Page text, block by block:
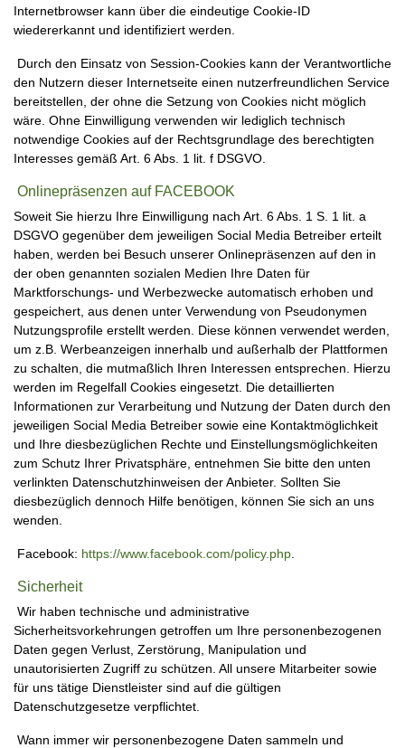
Internetbrowser kann über die eindeutige Cookie-ID
wiedererkannt und identifiziert werden.
Durch den Einsatz von Session-Cookies kann der Verantwortliche
den Nutzern dieser Internetseite einen nutzerfreundlichen Service
bereitstellen, der ohne die Setzung von Cookies nicht möglich
wäre. Ohne Einwilligung verwenden wir lediglich technisch
notwendige Cookies auf der Rechtsgrundlage des berechtigten
Interesses gemäß Art. 6 Abs. 1 lit. f DSGVO.
Onlinepräsenzen auf FACEBOOK
Soweit Sie hierzu Ihre Einwilligung nach Art. 6 Abs. 1 S. 1 lit. a
DSGVO gegenüber dem jeweiligen Social Media Betreiber erteilt
haben, werden bei Besuch unserer Onlinepräsenzen auf den in
der oben genannten sozialen Medien Ihre Daten für
Marktforschungs- und Werbezwecke automatisch erhoben und
gespeichert, aus denen unter Verwendung von Pseudonymen
Nutzungsprofile erstellt werden. Diese können verwendet werden,
um z.B. Werbeanzeigen innerhalb und außerhalb der Plattformen
zu schalten, die mutmaßlich Ihren Interessen entsprechen. Hierzu
werden im Regelfall Cookies eingesetzt. Die detaillierten
Informationen zur Verarbeitung und Nutzung der Daten durch den
jeweiligen Social Media Betreiber sowie eine Kontaktmöglichkeit
und Ihre diesbezüglichen Rechte und Einstellungsmöglichkeiten
zum Schutz Ihrer Privatsphäre, entnehmen Sie bitte den unten
verlinkten Datenschutzhinweisen der Anbieter. Sollten Sie
diesbezüglich dennoch Hilfe benötigen, können Sie sich an uns
wenden.
Facebook: https://www.facebook.com/policy.php
Sicherheit
Wir haben technische und administrative
Sicherheitsvorkehrungen getroffen um Ihre personenbezogenen
Daten gegen Verlust, Zerstörung, Manipulation und
unautorisierten Zugriff zu schützen. All unsere Mitarbeiter sowie
für uns tätige Dienstleister sind auf die gültigen
Datenschutzgesetze verpflichtet.
Wann immer wir personenbezogene Daten sammeln und